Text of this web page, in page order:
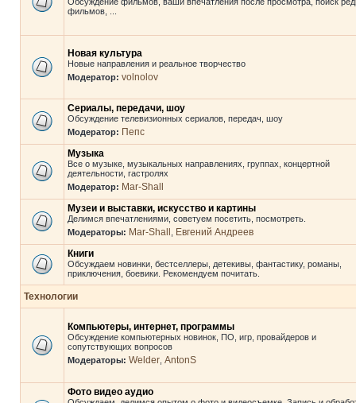
фильмов, ...
Новая культура
Новые направления и реальное творчество
Модератор: volnolov
Сериалы, передачи, шоу
Обсуждение телевизионных сериалов, передач, шоу
Модератор: Пепс
Музыка
Все о музыке, музыкальных направлениях, группах, концертной
деятельности, гастролях
Модератор: Mar-Shall
Музеи и выставки, искусство и картины
Делимся впечатлениями, советуем посетить, посмотреть.
Модераторы: Mar-Shall
Евгений Андреев
Книги
Обсуждаем новинки, бестселлеры, детекивы, фантастику, романы,
приключения, боевики. Рекомендуем почитать.
Технологии
Компьютеры, интернет, программы
Обсуждение компьютерных новинок, ПО, игр, провайдеров и
сопутствующих вопросов
Модераторы: Welder AntonS
Фото видео аудио